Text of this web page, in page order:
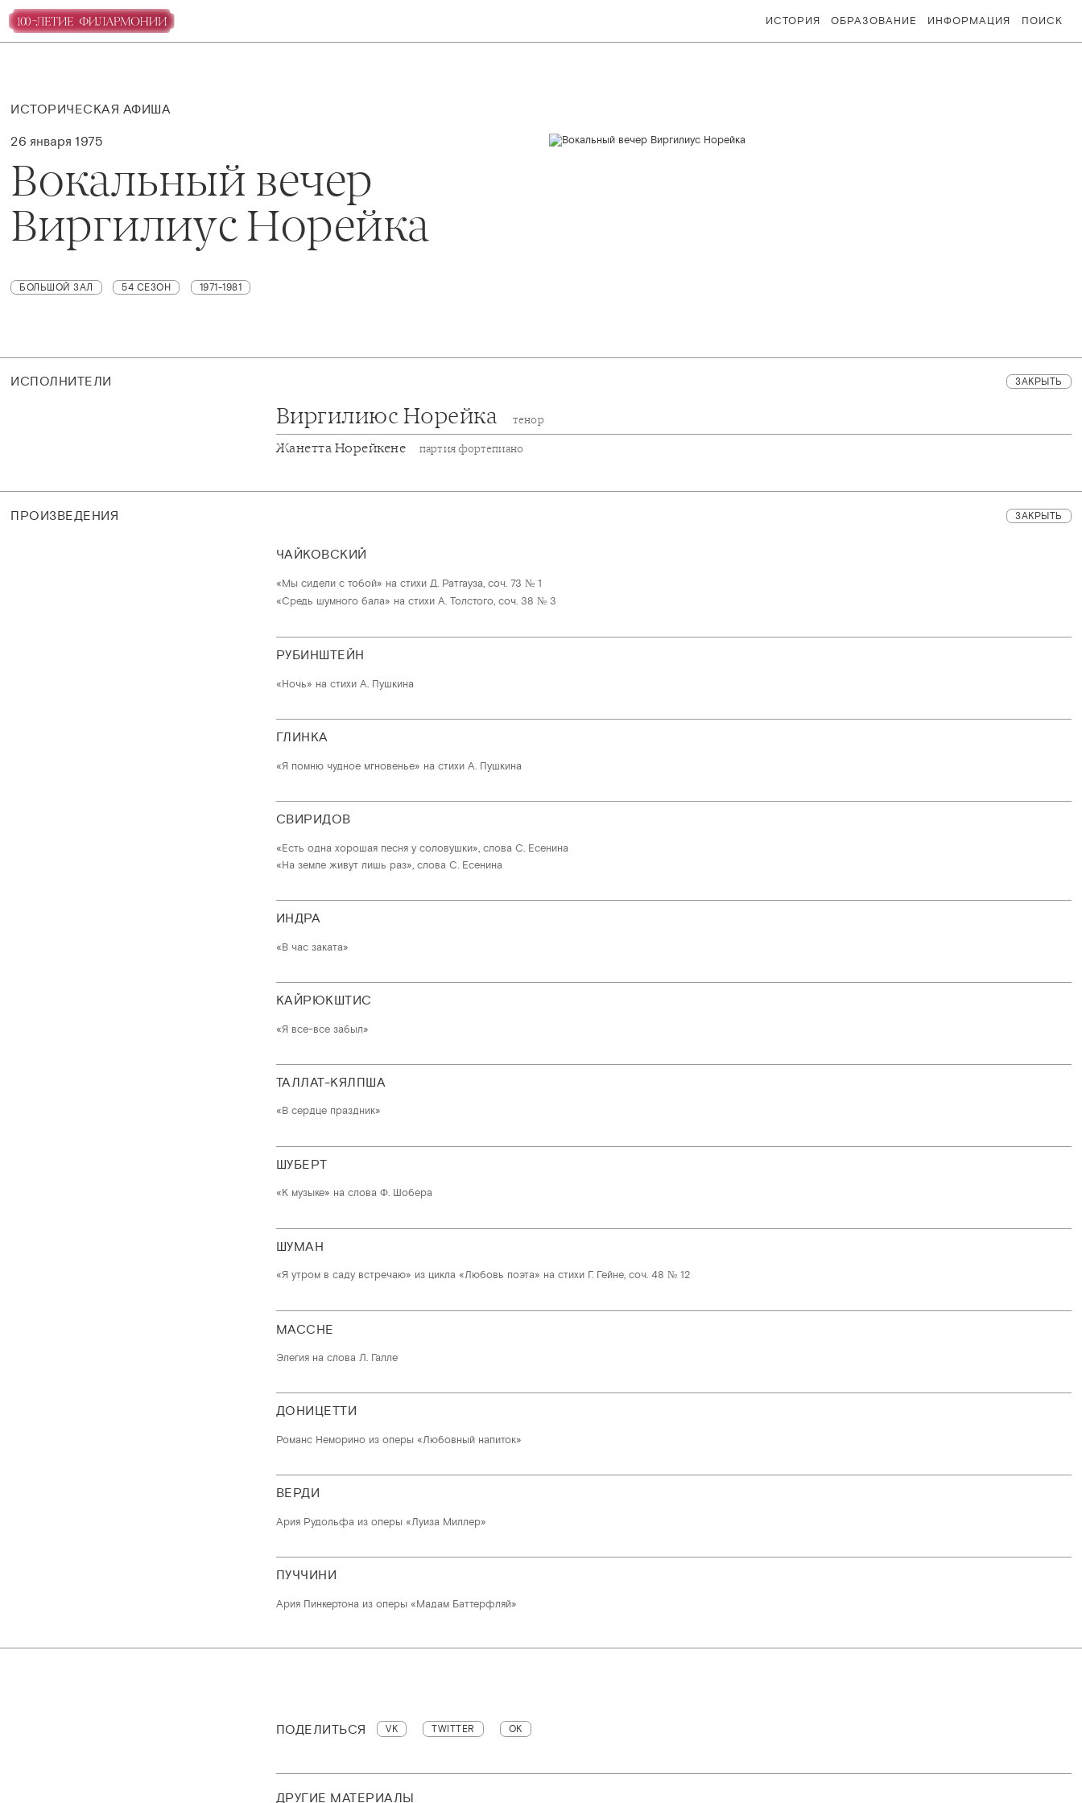
ИСТОРИЯ ОБРАЗОВАНИЕ ИНФОРМАЦИЯ ПОИСК
ИСТОРИЧЕСКАЯ АФИША
26 января 1975
Вокальный вечер
Виргилиус Норейка
БОЛЬШОЙ ЗАЛ 54 СЕЗОН 1971-1981
ИСПОЛНИТЕЛИ ЗАКРЫТЬ
Виргилиюс Норейка тенор
Жанетта Норейкене партия фортепиано
ПРОИЗВЕДЕНИЯ ЗАКРЫТЬ
ЧАЙКОВСКИЙ
«Мы сидели с тобой» на стихи Д. Ратгауза, соч. 73 № 1
«Средь шумного бала» на стихи А. Толстого, соч. 38 № 3
РУБИНШТЕЙН
«Ночь» на стихи А. Пушкина
ГЛИНКА
«Я помню чудное мгновенье» на стихи А. Пушкина
СВИРИДОВ
«Есть одна хорошая песня у соловушки», слова С. Есенина
«На земле живут лишь раз», слова С. Есенина
ИНДРА
«В час заката»
КАЙРЮКШТИС
«Я все-все забыл»
ТАЛЛАТ-КЯЛПША
«В сердце праздник»
ШУБЕРТ
«К музыке» на слова Ф. Шобера
ШУМАН
«Я утром в саду встречаю» из цикла «Любовь поэта» на стихи Г. Гейне, соч. 48 № 12
МАССНЕ
Элегия на слова Л. Галле
ДОНИЦЕТТИ
Романс Неморино из оперы «Любовный напиток»
ВЕРДИ
Ария Рудольфа из оперы «Луиза Миллер»
ПУЧЧИНИ
Ария Пинкертона из оперы «Мадам Баттерфляй»
ПОДЕЛИТЬСЯ VK TWITTER OK
ДРУГИЕ МАТЕРИАЛЫ